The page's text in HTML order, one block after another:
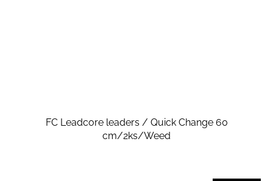
FC Leadcore leaders / Quick Change 60
cm/2ks/Weed